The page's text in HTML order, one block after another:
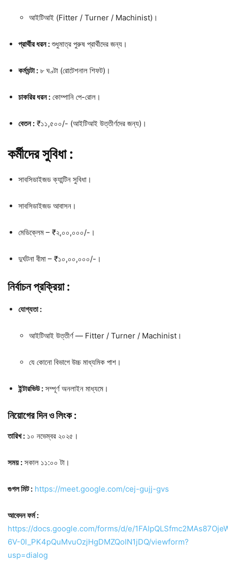
আইটিআই (Fitter / Turner / Machinist)।
প্রার্থীর ধরন : শুধুমাত্র পুরুষ প্রার্থীদের জন্য।
কর্মঘন্টা : ৮ ঘণ্টা (রোটেশনাল শিফট)।
চাকরির ধরন : কোম্পানি পে-রোল।
বেতন : ₹১১,৫০০/- (আইটিআই উত্তীর্ণদের জন্য)।
কর্মীদের সুবিধা :
সাবসিডাইজড ক্যান্টিন সুবিধা।
সাবসিডাইজড আবাসন।
মেডিক্লেম – ₹২,০০,০০০/-।
দুর্ঘটনা বীমা – ₹১০,০০,০০০/-।
নির্বাচন প্রক্রিয়া :
যোগ্যতা :
আইটিআই উত্তীর্ণ — Fitter / Turner / Machinist।
যে কোনো বিভাগে উচ্চ মাধ্যমিক পাশ।
ইন্টারভিউ : সম্পূর্ণ অনলাইন মাধ্যমে।
নিয়োগের দিন ও লিংক :
তারিখ : ১০ নভেম্বর ২০২৫।
সময় : সকাল ১১:০০ টা।
গুগল মিট : https://meet.google.com/cej-gujj-gvs
আবেদন ফর্ম :
https://docs.google.com/forms/d/e/
6V-0I_PK4pQuMvuOzjHgDMZQoIN1jDQ/viewform?
usp=dialog